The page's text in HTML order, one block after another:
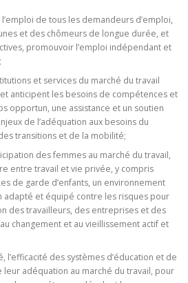
l’emploi de tous les demandeurs d’emploi,
et des chômeurs de longue durée, et
promouvoir l’emploi indépendant et
et services du marché du travail
et anticipent les besoins de compétences et
opportun, une assistance et un soutien
de l’adéquation aux besoins du
transitions et de la mobilité;
des femmes au marché du travail,
entre travail et vie privée, y compris
de garde d’enfants, un environnement
adapté et équipé contre les risques pour
des travailleurs, des entreprises et des
changement et au vieillissement actif et
l’efficacité des systèmes d’éducation et de
leur adéquation au marché du travail, pour